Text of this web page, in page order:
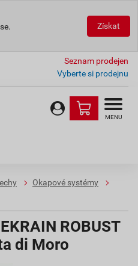
Získat
Seznam prodejen
Vyberte si prodejnu
MENU
Okapové systémy
ROBUST
di Moro